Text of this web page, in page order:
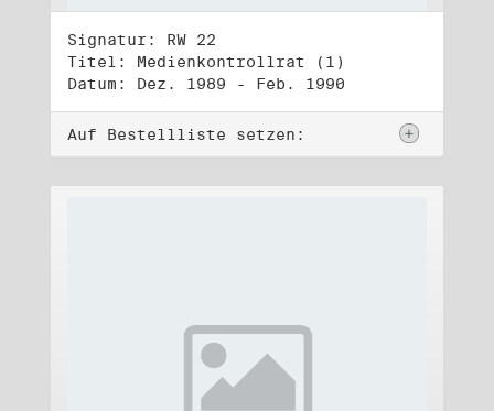
Signatur: RW 22
Titel: Medienkontrollrat (1)
Datum: Dez. 1989 - Feb. 1990
Auf Bestellliste setzen: